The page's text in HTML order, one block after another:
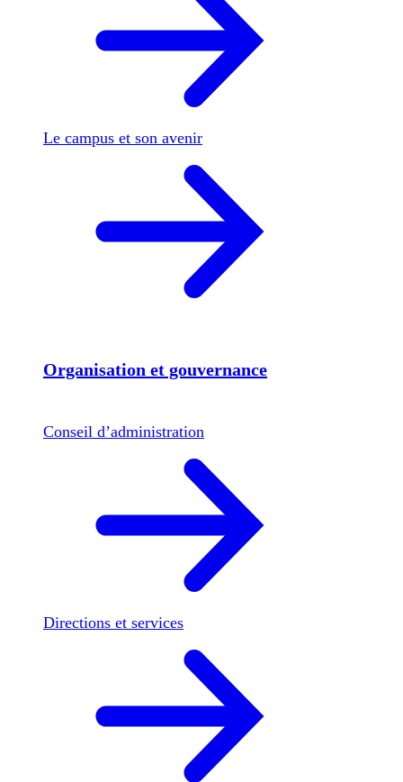
Le campus et son avenir
Organisation et gouvernance
Conseil d’administration
Directions et services